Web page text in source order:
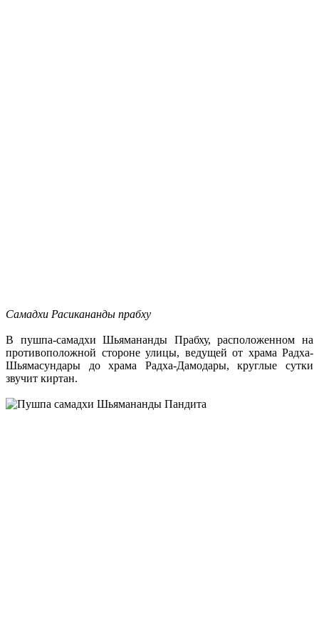
Самадхи Расикананды прабху
В пушпа-самадхи Шьямананды Прабху, расположенном на
противоположной стороне улицы, ведущей от храма Радха-
Шьямасундары до храма Радха-Дамодары, круглые сутки
звучит киртан.